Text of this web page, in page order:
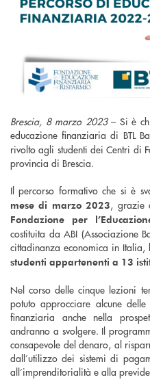
Brescia, 8 marzo 2023– Si è
educazione finanziaria di BTL
rivolto agli studenti dei Centri di
provincia di Brescia.
Il percorso formativo che si è
mese di marzo 2023, grazie
Fondazione per
costituita da ABI (Associazione
cittadinanza economica in
studenti appartenenti a 13
Nel corso delle cinque lezioni
potuto approcciare alcune delle
finanziaria anche nella
andranno a svolgere. Il
consapevole del denaro, al
dall’utilizzo dei sistemi di
all’imprenditorialità e alla